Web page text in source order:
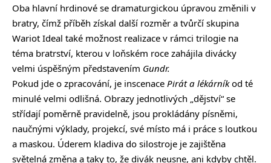
Oba hlavní hrdinové se dramaturgickou úpravou změnili v
bratry, čímž příběh získal další rozměr a tvůrčí skupina
Wariot Ideal také možnost realizace v rámci trilogie na
téma bratrství, kterou v loňském roce zahájila divácky
velmi úspěšným představením Gundr.
Pokud jde o zpracování, je inscenace Pirát a lékárníkod té
minulé velmi odlišná. Obrazy jednotlivých „dějství“ se
střídají poměrně pravidelně, jsou prokládány písněmi,
naučnými výklady, projekcí, své místo má i práce s loutkou
a maskou. Úderem kladiva do silostroje je zajištěna
světelná změna a taky to, že divák neusne, ani kdyby chtěl.